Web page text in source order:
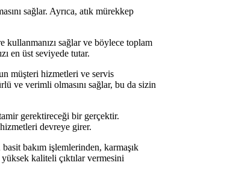
sağlar. Ayrıca, atık mürekkep
kullanmanızı sağlar ve böylece toplam
en üst seviyede tutar.
müşteri hizmetleri ve servis
ve verimli olmasını sağlar, bu da sizin
gerektireceği bir gerçektir.
devreye girer.
basit bakım işlemlerinden, karmaşık
kaliteli çıktılar vermesini